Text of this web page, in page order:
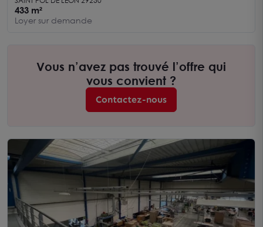
433 m²
Loyer sur demande
Vous n’avez pas trouvé l’offre qui
vous convient ?
Contactez-nous